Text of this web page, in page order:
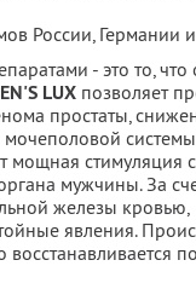
России, Германии
- это то,
LUX позволяет
простаты,
мочеполовой
мощная стимуляция
мужчины. За
железы кровью,
явления.
восстанавливается